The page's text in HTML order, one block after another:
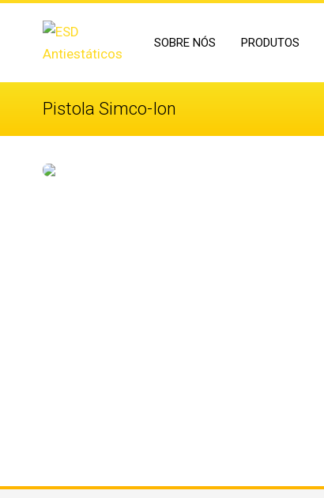
SOBRE NÓS PRODUTOS
Pistola Simco-Ion